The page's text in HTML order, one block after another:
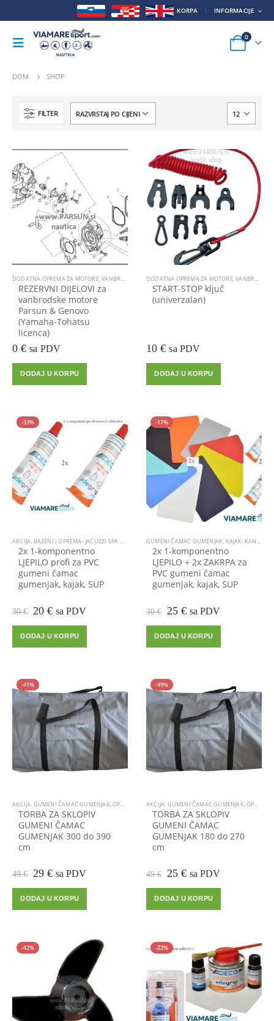
KORPA INFORMACIJE
0
DOM SHOP
FILTER
DODATNA OPREMA ZA MOTORE,VANBRODSKI MOTOR
REZERVNI DIJELOVI za
vanbrodske motore
Parsun & Genovo
(Yamaha-Tohatsu
licenca)
0€ sa PDV
DODAJ U KORPU
DODATNA OPREMA ZA MOTORE,VANBRODSKI MOTOR
START-STOP ključ
(univerzalan)
10€ sa PDV
DODAJ U KORPU
-33%
AKCIJA, BAZENI I OPREMA- JACUZZI SPA HIDROMASAŽNI ,GUMENI ČAMAC GUMENJAK,KAJAK,
2x 1-komponentno
LJEPILO profi za PVC
gumeni čamac
gumenjak, kajak, SUP
30€
Izvorna
bila
20 €Trenutna
je:
sa PDV
DODAJ U KORPU
-17%
GUMENI ČAMAC GUMENJAK, KAJAK, KANU ,
2x 1-komponentno
LJEPILO + 2x ZAKRPA za
PVC gumeni čamac
gumenjak, kajak, SUP
30€
Izvorna
bila
25 €Trenutna
je:
sa PDV
DODAJ U KORPU
-41%
AKCIJA, GUMENI ČAMAC GUMENJAK,OPREMA ZA ČAMCE
TORBA ZA SKLOPIV
GUMENI ČAMAC
GUMENJAK 300 do 390
cm
49€
Izvorna
bila
29 €Trenutna
je:
sa PDV
DODAJ U KORPU
-49%
AKCIJA, GUMENI ČAMAC GUMENJAK,OPREMA ZA ČAMCE
TORBA ZA SKLOPIV
GUMENI ČAMAC
GUMENJAK 180 do 270
cm
49€
Izvorna
bila
25 €Trenutna
je:
sa PDV
DODAJ U KORPU
-42% -22%